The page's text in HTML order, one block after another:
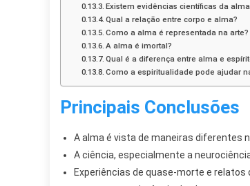
Existem evidências científicas da
Qual a relação entre corpo e alma?
Como a alma é representada na arte?
A alma é imortal?
Qual é a diferença entre alma e
Como a espiritualidade pode ajudar
Principais Conclusões
A alma é vista de maneiras diferentes
A ciência, especialmente a
Experiências de quase-morte e